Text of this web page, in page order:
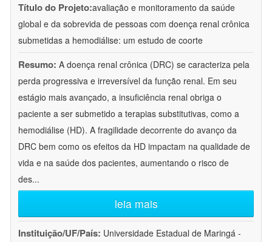
Título do Projeto:avaliação e monitoramento da saúde
global e da sobrevida de pessoas com doença renal crônica
submetidas a hemodiálise: um estudo de coorte
Resumo: A doença renal crônica (DRC) se caracteriza pela
perda progressiva e irreversível da função renal. Em seu
estágio mais avançado, a insuficiência renal obriga o
paciente a ser submetido a terapias substitutivas, como a
hemodiálise (HD). A fragilidade decorrente do avanço da
DRC bem como os efeitos da HD impactam na qualidade de
vida e na saúde dos pacientes, aumentando o risco de
des...
leia mais
Instituição/UF/País: Universidade Estadual de Maringá -